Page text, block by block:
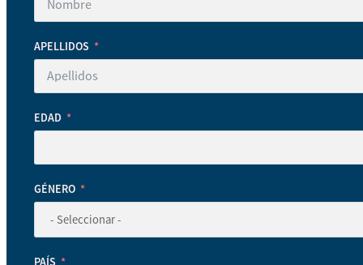
APELLIDOS
EDAD
GÉNERO
PAÍS